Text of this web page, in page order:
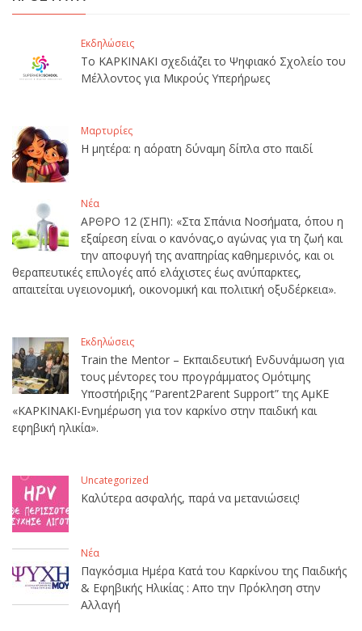
Εκδηλώσεις
Το ΚΑΡΚΙΝΑΚΙ σχεδιάζει το Ψηφιακό Σχολείο του
Μέλλοντος για Μικρούς Υπερήρωες
Μαρτυρίες
Η μητέρα: η αόρατη δύναμη δίπλα στο παιδί
Νέα
ΑΡΘΡΟ 12 (ΣΗΠ): «Στα Σπάνια Νοσήματα, όπου η
εξαίρεση είναι ο κανόνας,ο αγώνας για τη ζωή και
την αποφυγή της αναπηρίας καθημερινός, και οι
θεραπευτικές επιλογές από ελάχιστες έως ανύπαρκτες,
απαιτείται υγειονομική, οικονομική και πολιτική οξυδέρκεια».
Εκδηλώσεις
Train the Mentor – Εκπαιδευτική Ενδυνάμωση για
τους μέντορες του προγράμματος Ομότιμης
Υποστήριξης “Parent2Parent Support” της ΑμΚΕ
«ΚΑΡΚΙΝΑΚΙ-Ενημέρωση για τον καρκίνο στην παιδική και
εφηβική ηλικία».
Uncategorized
Καλύτερα ασφαλής, παρά να μετανιώσεις!
Νέα
Παγκόσμια Ημέρα Κατά του Καρκίνου της Παιδικής
& Εφηβικής Ηλικίας : Απο την Πρόκληση στην
Αλλαγή